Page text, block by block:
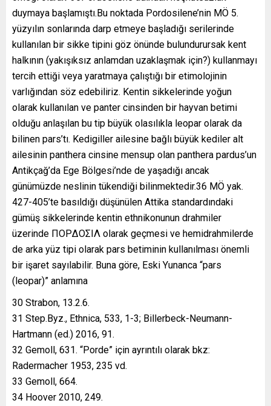
duymaya başlamıştı.Bu noktada Pordosilene’nin MÖ 5.
yüzyılın sonlarında darp etmeye başladığı serilerinde
kullanılan bir sikke tipini göz önünde bulundurursak kent
halkının (yakışıksız anlamdan uzaklaşmak için?) kullanmayı
tercih ettiği veya yaratmaya çalıştığı bir etimolojinin
varlığından söz edebiliriz. Kentin sikkelerinde yoğun
olarak kullanılan ve panter cinsinden bir hayvan betimi
olduğu anlaşılan bu tip büyük olasılıkla leopar olarak da
bilinen pars’tı. Kedigiller ailesine bağlı büyük kediler alt
ailesinin panthera cinsine mensup olan panthera pardus’un
Antikçağ’da Ege Bölgesi’nde de yaşadığı ancak
günümüzde neslinin tükendiği bilinmektedir.36 MÖ yak.
427-405’te basıldığı düşünülen Attika standardındaki
gümüş sikkelerinde kentin ethnikonunun drahmiler
üzerinde ΠOPΔOΣIΛ olarak geçmesi ve hemidrahmilerde
de arka yüz tipi olarak pars betiminin kullanılması önemli
bir işaret sayılabilir. Buna göre, Eski Yunanca “pars
(leopar)” anlamına
30 Strabon, 13.2.6.
31 Step.Byz., Ethnica, 533, 1-3; Billerbeck-Neumann-
Hartmann (ed.) 2016, 91.
32 Gemoll, 631. “Porde” için ayrıntılı olarak bkz:
Radermacher 1953, 235 vd.
33 Gemoll, 664.
34 Hoover 2010, 249.